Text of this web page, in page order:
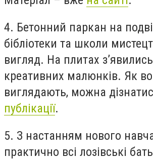
4. Бетонний паркан на
бібліотеки та школи
вигляд. На плитах
креативних малюнків. Як
виглядають, можна
публікації.
5. З настанням нового
практично всі лозівські